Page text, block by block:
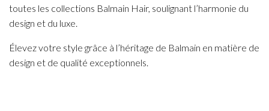
toutes les collections Balmain Hair, soulignant l’harmonie du
design et du luxe.
Élevez votre style grâce à l’héritage de Balmain en matière de
design et de qualité exceptionnels.